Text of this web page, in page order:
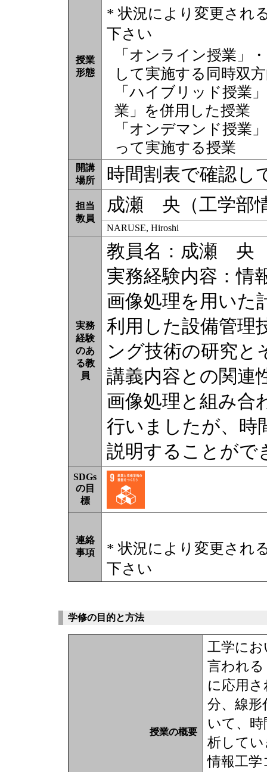
授業
形態
* 状況により変更され
下さい
「オンライン授業」
して実施する同時双
「ハイブリッド授業
業」を併用した授業
「オンデマンド授業
って実施する授業
開講
場所
時間割表で確認し
担当
教員
成瀬 央（工学部
NARUSE, Hiroshi
実務
経験
のあ
る教
員
教員名：成瀬 央
実務経験内容：情
画像処理を用いた
利用した設備管理
ング技術の研究と
講義内容との関連
画像処理と組み合
行いましたが、時
説明することがで
SDGs
の目
標
連絡
事項
* 状況により変更され
下さい
学修の目的と方法
授業の概要
工学に
言われ
に応用
分、線形
いて、
析して
情報工